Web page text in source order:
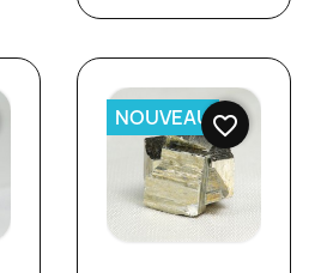
NOUVEAUfavorite_border